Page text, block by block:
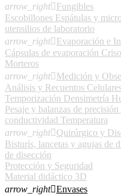
arrow_right Fungibles
Escobillones Espátulas y
utensilios de laboratorio
arrow_right Evaporación e
Cápsulas de evaporación
Morteros
arrow_right Medición y
Análisis y Recuentos
Temporización Densimetría
Pesaje y balanzas de precisión
conductividad Temperatura
arrow_right Quirúrgico y
Bisturís, lancetas y agujas de
de disección
Protección y Seguridad
Material didáctico 3D
arrow_rightEnvases